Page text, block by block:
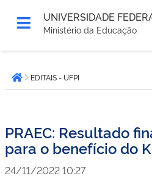
UNIVERSIDADE
Ministério da Educação
está
aqui:Página inicial
EDITAIS - UFPI
PRAEC: Resultado
para o benefício do
24/11/2022 10:27